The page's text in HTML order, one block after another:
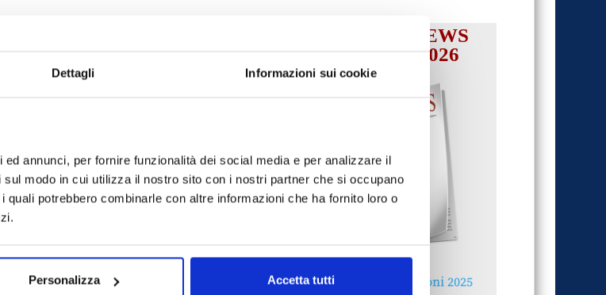
Dettagli Informazioni sui cookie
annunci, per fornire funzionalità dei social media e per analizzare il
modo in cui utilizza il nostro sito con i nostri partner che si occupano
potrebbero combinarle con altre informazioni che ha fornito loro o
Personalizza Accetta tutti
visto di conformità, essenziale in
v’è una sezione specifica dedicata
massimali e dovrà attestare il
intervento infatti è agganciato
essere sforato.
incassati per gli stessi interventi
intervento non sia sottoposto ad
alla fruizione del
mera prosecuzione di interventi
immobiliari blindando la questione
IL MENSILE ASSINEWS
LUGLIO-AGOSTO 2026
Reclami e sanzioni 2025